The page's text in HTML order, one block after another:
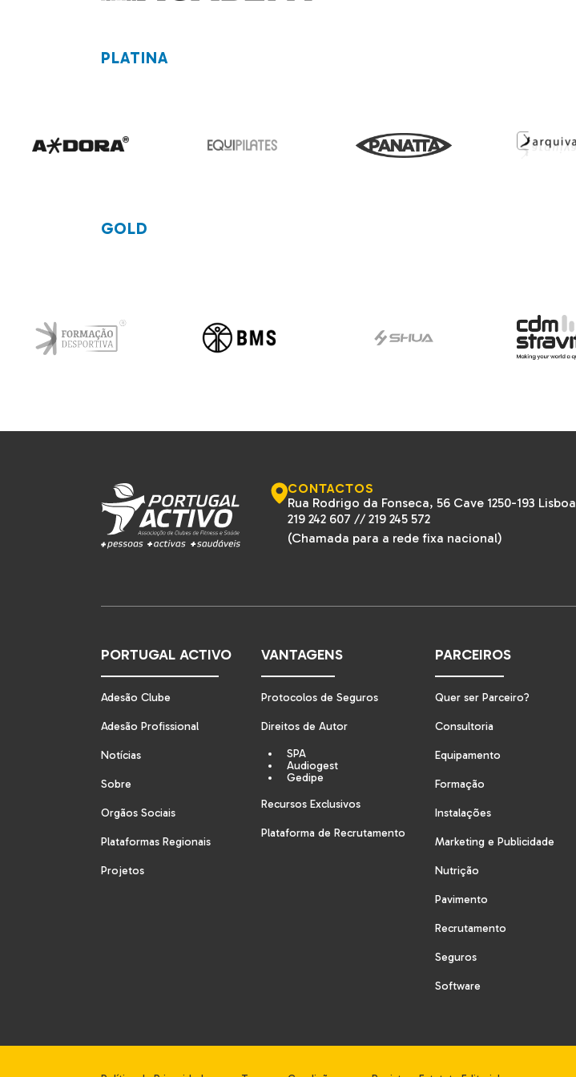
PLATINA
GOLD
CONTACTOS
Rua Rodrigo da Fonseca, 56 Cave 1250-193 Lisboa
219 242 607 // 219 245 572
(Chamada para a rede fixa nacional)
PORTUGAL ACTIVO
Adesão Clube
Adesão Profissional
Notícias
Sobre
Orgãos Sociais
Plataformas Regionais
Projetos
VANTAGENS
Protocolos de Seguros
Direitos de Autor
SPA
Audiogest
Gedipe
Recursos Exclusivos
Plataforma de Recrutamento
PARCEIROS
Quer ser Parceiro?
Consultoria
Equipamento
Formação
Instalações
Marketing e Publicidade
Nutrição
Pavimento
Recrutamento
Seguros
Software